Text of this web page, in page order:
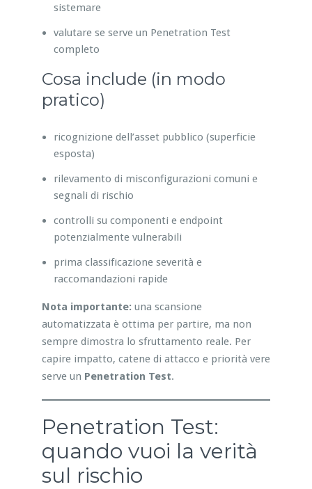
sistemare
valutare se serve un Penetration Test
completo
Cosa include (in modo
pratico)
ricognizione dell’asset pubblico (superficie
esposta)
rilevamento di misconfigurazioni comuni e
segnali di rischio
controlli su componenti e endpoint
potenzialmente vulnerabili
prima classificazione severità e
raccomandazioni rapide
Nota importante: una scansione
automatizzata è ottima per partire, ma non
sempre dimostra lo sfruttamento reale. Per
capire impatto, catene di attacco e priorità vere
serve un Penetration Test.
Penetration Test:
quando vuoi la verità
sul rischio